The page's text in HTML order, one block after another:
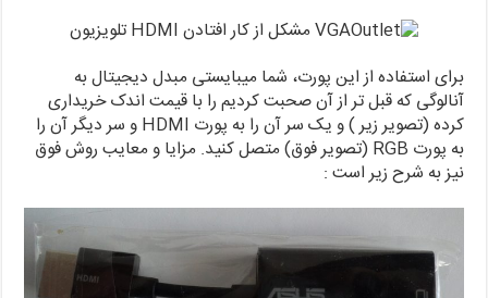
برای استفاده از این پورت، شما میبایستی مبدل دیجیتال به
آنالوگی که قبل تر از آن صحبت کردیم را با قیمت اندک خریداری
کرده (تصویر زیر ) و یک سر آن را به پورت HDMI و سر دیگر آن را
به پورت RGB (تصویر فوق) متصل کنید. مزایا و معایب روش فوق
نیز به شرح زیر است :